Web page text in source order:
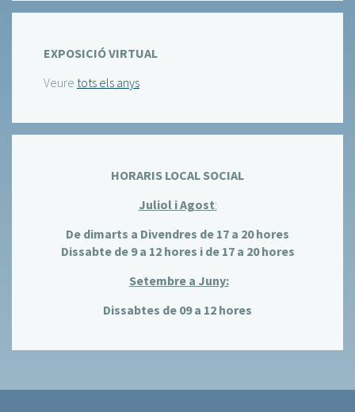
EXPOSICIÓ VIRTUAL
Veure tots els anys
HORARIS LOCAL SOCIAL
Juliol i Agost:
De dimarts a Divendres de 17 a 20 hores
Dissabte de 9 a 12 hores i de 17 a 20 hores
Setembre a Juny:
Dissabtes de 09 a 12 hores